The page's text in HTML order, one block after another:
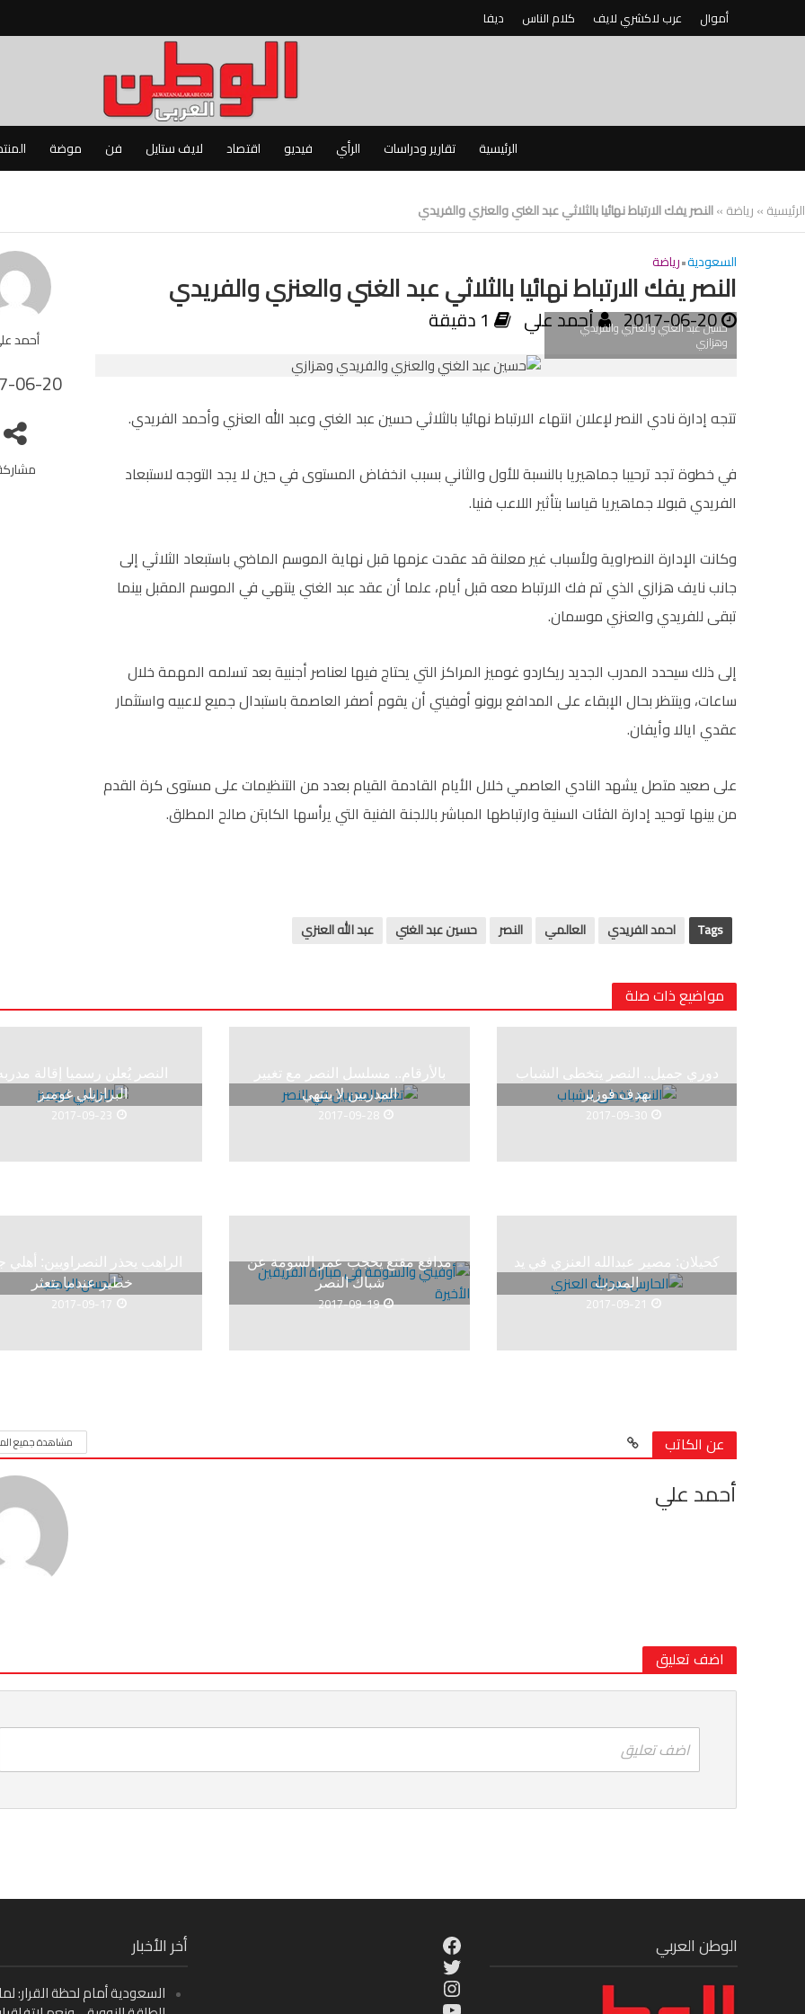
أموال عرب لاكشري لايف كلام الناس ديفا
الرئيسية تقارير ودراسات الرأي فيديو اقتصاد لايف ستايل فن موضة
الرئيسية»رياضة»النصر يفك الارتباط نهائيا بالثلاثي عبد الغني والعنزي والفريدي
أحمد
06-20
السعودية•رياضة
النصر يفك الارتباط نهائيا بالثلاثي عبد الغني والعنزي والفريدي
2017-06-20 أحمد علي 1 دقيقة حسين عبد الغني والعنزي والفريدي
وهزازي
تتجه إدارة نادي النصر لإعلان انتهاء الارتباط نهائيا بالثلاثي حسين عبد الغني وعبد الله العنزي وأحمد الفريدي.
في خطوة تجد ترحيبا جماهيريا بالنسبة للأول والثاني بسبب انخفاض المستوى في حين لا يجد التوجه لاستبعاد
الفريدي قبولا جماهيريا قياسا بتأثير اللاعب فنيا.
وكانت الإدارة النصراوية ولأسباب غير معلنة قد عقدت عزمها قبل نهاية الموسم الماضي باستبعاد الثلاثي إلى
جانب نايف هزازي الذي تم فك الارتباط معه قبل أيام، علما أن عقد عبد الغني ينتهي في الموسم المقبل بينما
تبقى للفريدي والعنزي موسمان.
إلى ذلك سيحدد المدرب الجديد ريكاردو غوميز المراكز التي يحتاج فيها لعناصر أجنبية بعد تسلمه المهمة خلال
ساعات، وينتظر بحال الإبقاء على المدافع برونو أوفيني أن يقوم أصفر العاصمة باستبدال جميع لاعبيه واستثمار
عقدي ايالا وأيفان.
على صعيد متصل يشهد النادي العاصمي خلال الأيام القادمة القيام بعدد من التنظيمات على مستوى كرة القدم
من بينها توحيد إدارة الفئات السنية وارتباطها المباشر باللجنة الفنية التي يرأسها الكابتن صالح المطلق.
Tags احمد الفريدي العالمي النصر حسين عبد الغني عبد الله العنزي
مواضيع ذات صلة
دوري جميل.. النصر يتخطى الشباب
بهدف فوزير
2017-09-30
بالأرقام.. مسلسل النصر مع تغيير
المدربين لا ينتهي
2017-09-28
النصر يُعلن رسميا إقالة
البرازيلي غوميز
2017-09-23
كحيلان: مصير عبدالله العنزي في يد
المدرب
2017-09-21
مدافع مقنع يحجب عمر السومة عن
شباك النصر
2017-09-19
الراهب يحذر النصراويين: أهلي
خطير عندما يتعثر
2017-09-17
عن الكاتب مشاهدة جميع
أحمد علي
اضف تعليق
اضف تعليق
أخر الأخبار
السعودية أمام لحظة القرار:
Facebook
Twitter
Instagram
الوطن العربي